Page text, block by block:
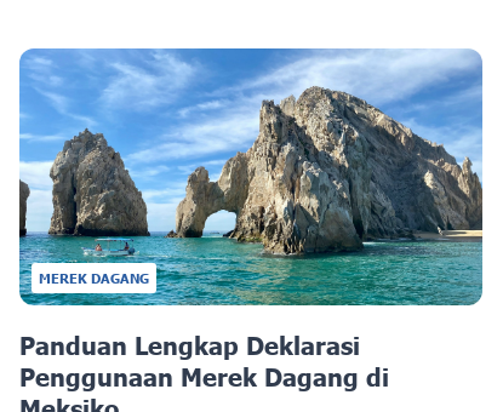
MEREK DAGANG
Panduan Lengkap Deklarasi
Penggunaan Merek Dagang di